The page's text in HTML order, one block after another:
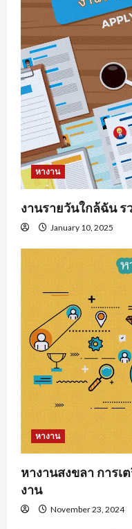
หางาน
งานรายวันใกล้ฉัน
January 10, 2025
หางาน
หางานสงขลา การ
งาน
November 23, 2024